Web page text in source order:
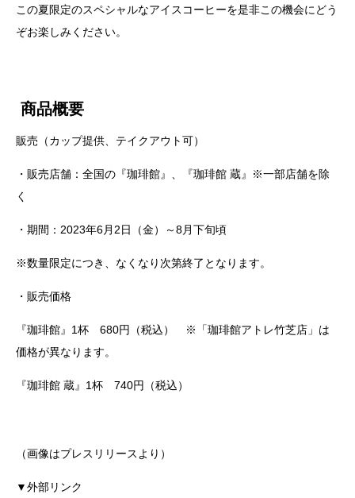
この夏限定のスペシャルなアイスコーヒーを是非この機会にどう
ぞお楽しみください。
商品概要
販売（カップ提供、テイクアウト可）
・販売店舗：全国の『珈琲館』、『珈琲館 蔵』※一部店舗を除
く
・期間：2023年6月2日（金）～8月下旬頃
※数量限定につき、なくなり次第終了となります。
・販売価格
『珈琲館』1杯 680円（税込） ※「珈琲館アトレ竹芝店」は
価格が異なります。
『珈琲館 蔵』1杯 740円（税込）
（画像はプレスリリースより）
▼外部リンク